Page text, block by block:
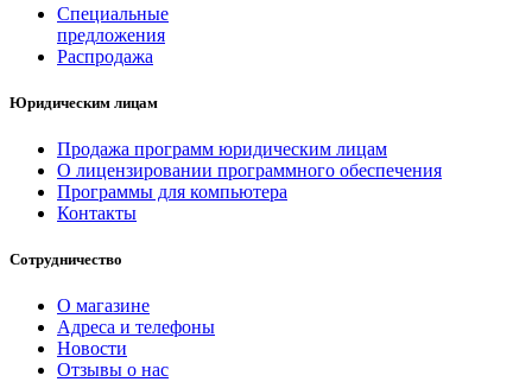
Специальные
предложения
Распродажа
Юридическим лицам
Продажа программ юридическим лицам
О лицензировании программного обеспечения
Программы для компьютера
Контакты
Сотрудничество
О магазине
Адреса и телефоны
Новости
Отзывы о нас